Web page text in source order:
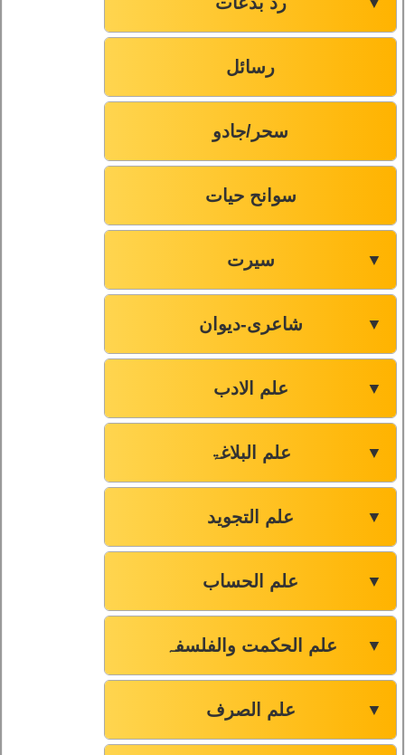
رسائل
سحر/جادو
سوانح حیات
سیرت ▼
شاعری-دیوان ▼
علم الادب ▼
علم البلاغۃ ▼
علم التجوید ▼
علم الحساب ▼
علم الحکمت والفلسفہ ▼
علم الصرف ▼